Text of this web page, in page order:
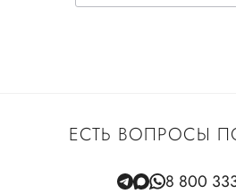
ЕСТЬ ВОПРОСЫ
8 800